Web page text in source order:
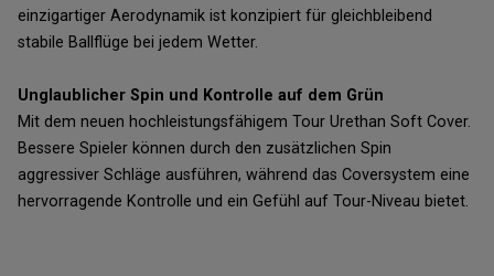
einzigartiger Aerodynamik ist konzipiert für gleichbleibend
stabile Ballflüge bei jedem Wetter.
Unglaublicher Spin und Kontrolle auf dem Grün
Mit dem neuen hochleistungsfähigem Tour Urethan Soft Cover.
Bessere Spieler können durch den zusätzlichen Spin
aggressiver Schläge ausführen, während das Coversystem eine
hervorragende Kontrolle und ein Gefühl auf Tour-Niveau bietet.